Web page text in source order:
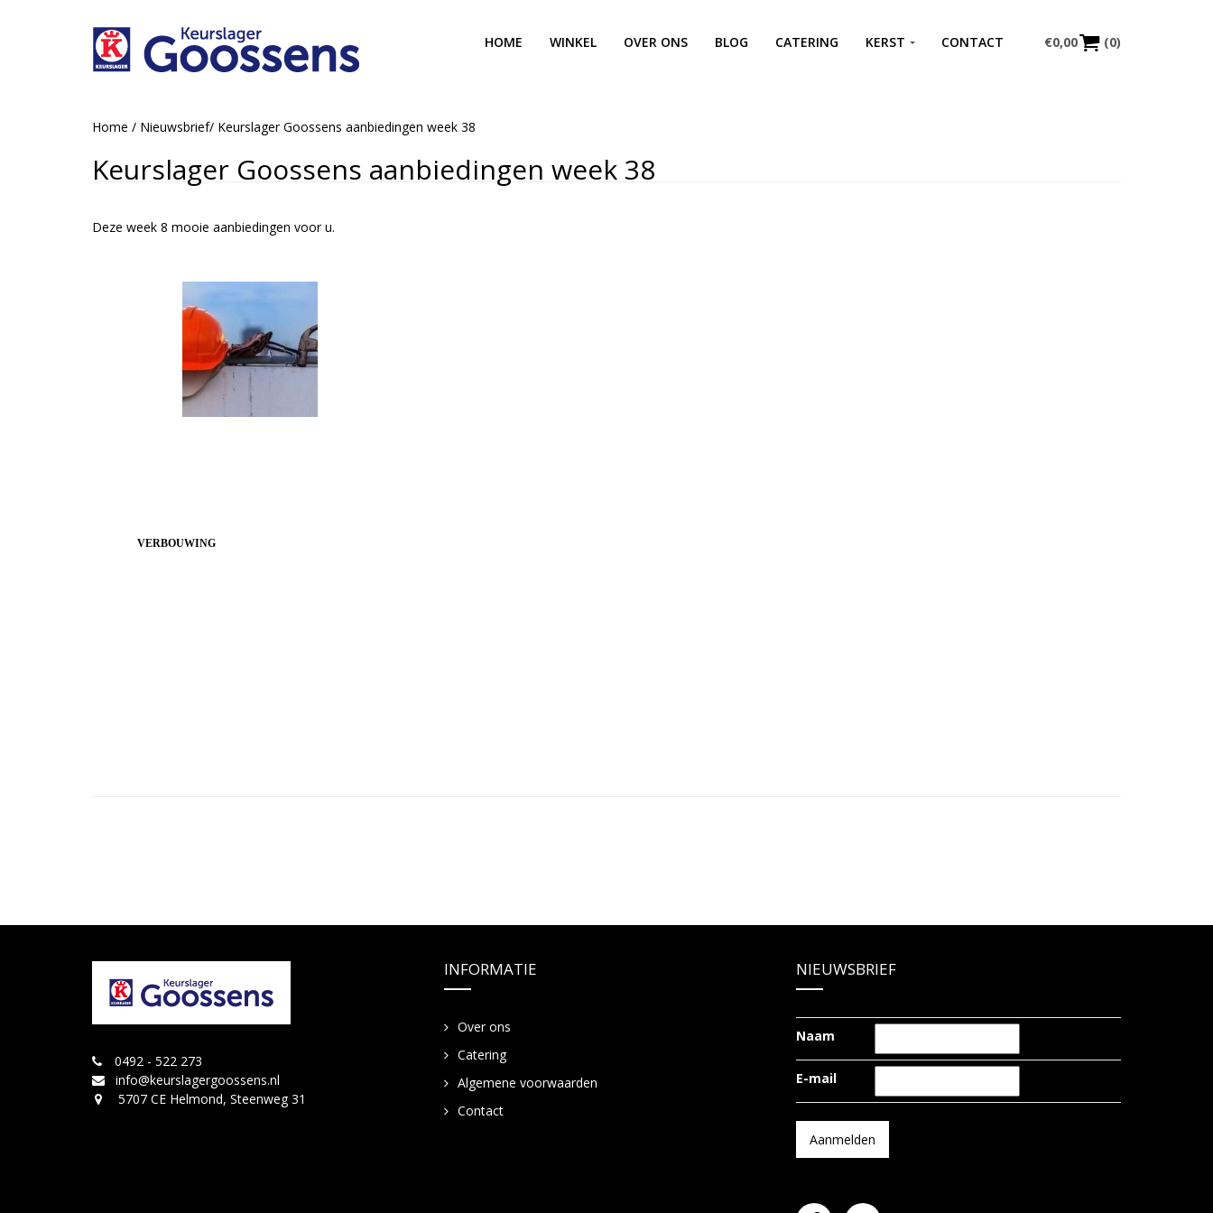
€0,00 (0)
HOME WINKEL OVER ONS BLOG CATERING KERST CONTACT
Home / Nieuwsbrief/ Keurslager Goossens aanbiedingen week 38
Keurslager Goossens aanbiedingen week 38
Deze week 8 mooie aanbiedingen voor u.
VERBOUWING
0492 - 522 273
info@keurslagergoossens.nl
5707 CE Helmond, Steenweg 31
INFORMATIE
Over ons
Catering
Algemene voorwaarden
Contact
NIEUWSBRIEF
Naam
E-mail